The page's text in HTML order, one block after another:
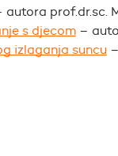
prof.dr.sc.
s djecom–
izlaganja suncu